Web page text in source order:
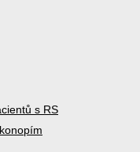
s RS